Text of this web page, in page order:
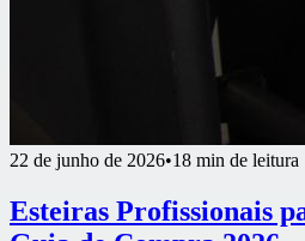
22 de junho de 2026•18 min de leitura
Esteiras Profissionais